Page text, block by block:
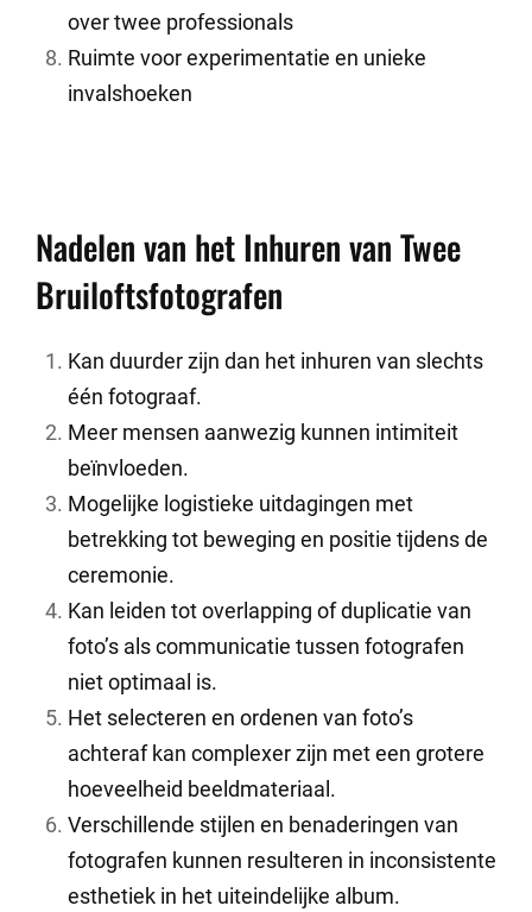
over twee professionals
Ruimte voor experimentatie en unieke
invalshoeken
Nadelen van het Inhuren van Twee
Bruiloftsfotografen
Kan duurder zijn dan het inhuren van slechts
één fotograaf.
Meer mensen aanwezig kunnen intimiteit
beïnvloeden.
Mogelijke logistieke uitdagingen met
betrekking tot beweging en positie tijdens de
ceremonie.
Kan leiden tot overlapping of duplicatie van
foto’s als communicatie tussen fotografen
niet optimaal is.
Het selecteren en ordenen van foto’s
achteraf kan complexer zijn met een grotere
hoeveelheid beeldmateriaal.
Verschillende stijlen en benaderingen van
fotografen kunnen resulteren in inconsistente
esthetiek in het uiteindelijke album.